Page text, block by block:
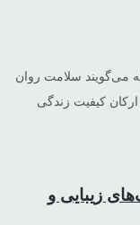
می‌گویند سلامت روان
کیفیت زندگی
زیبایی و